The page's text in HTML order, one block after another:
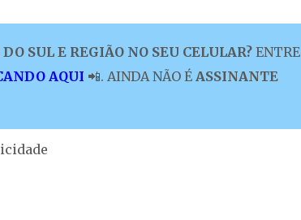
SUL E REGIÃO NO SEU CELULAR? ENTRE
AQUI 📲. AINDA NÃO É ASSINANTE